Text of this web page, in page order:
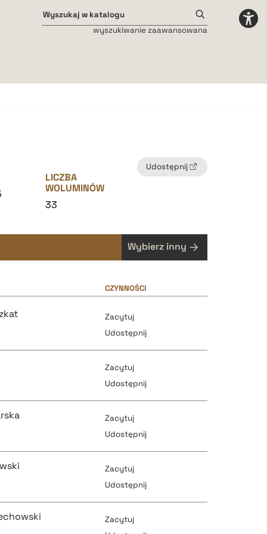
wyszukiwanie zaawansowana
Udostępnij
LICZBA
WOLUMINÓW
33
Wybierz inny
CZYNNOŚCI
Zacytuj
Udostępnij
pobierz cytat
pobierz cytat
Zacytuj
Udostępnij
pobierz cytat
Zacytuj
Udostępnij
pobierz cytat
Zacytuj
Udostępnij
Zacytuj